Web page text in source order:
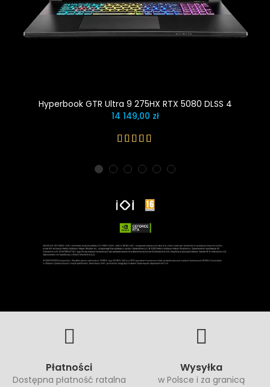
Hyperbook GTR Ultra 9 275HX RTX 5080 DLSS 4
14 149,00 zł
Płatności
Dostępna płatność ratalna
Wysyłka
w Polsce i za granicą